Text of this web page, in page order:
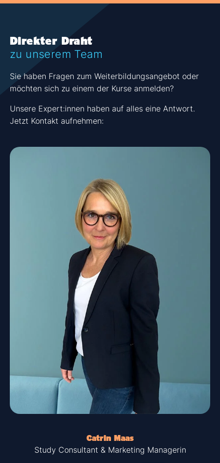
Direkter Draht
zu unserem Team
Sie haben Fragen zum Weiterbildungsangebot oder
möchten sich zu einem der Kurse anmelden?
Unsere Expert:innen haben auf alles eine Antwort.
Jetzt Kontakt aufnehmen:
Catrin Maas
Study Consultant & Marketing Managerin